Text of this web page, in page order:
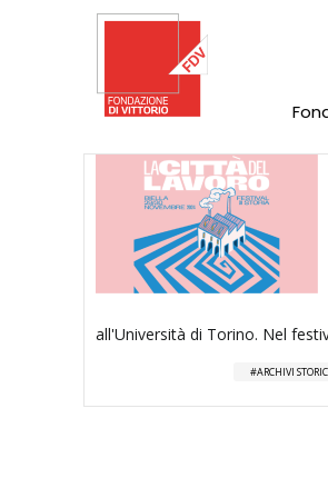
all'Università di Torino. Nel
ARCHIVI